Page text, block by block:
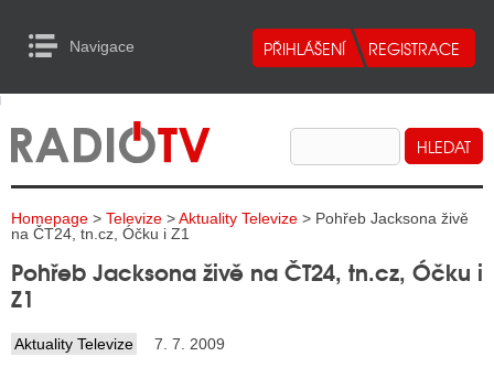
Navigace
RADIA
TELEVIZE
INTERNET
TISK
RADIA
to Content
Homepage > Televize >Aktuality Televize > Pohřeb Jacksona živě
na ČT24, tn.cz, Óčku i Z1
Pohřeb Jacksona živě na ČT24, tn.cz, Óčku i
Z1
Aktuality Televize 7. 7. 2009